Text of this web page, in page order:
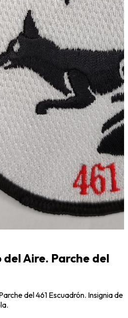
Aire. Parche del
del 461 Escuadrón. Insignia de